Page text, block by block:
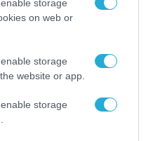
storage
on web or
storage
website or app.
storage